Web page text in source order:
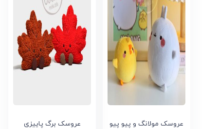
عروسک مولانگ و پیو پیو عروسک برگ پاییزی